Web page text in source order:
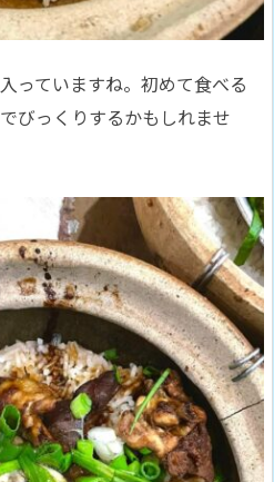
っていますね。初めて食べる
びっくりするかもしれませ